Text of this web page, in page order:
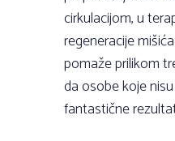
cirkulacijom, u
regeneracije
pomaže prilikom
da osobe koje
fantastične